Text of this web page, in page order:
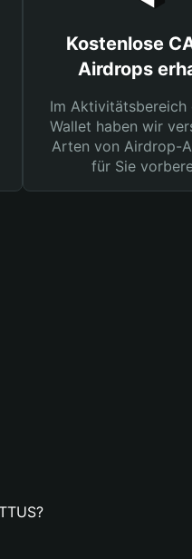
Kostenlose
Airdrops
Im Aktivitätsbereich
Wallet haben wir
Arten von Airdrop-
für Sie